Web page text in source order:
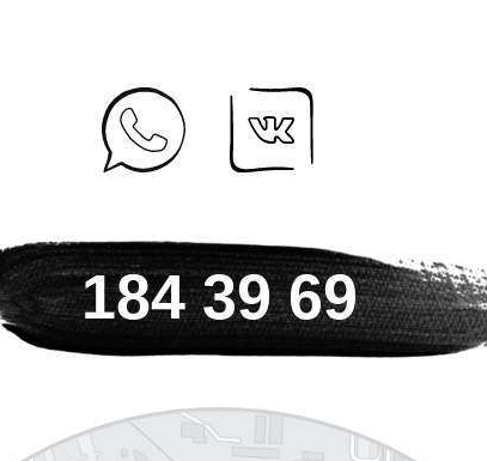
184 39 69